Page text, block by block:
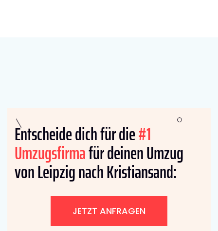
Entscheide dich für die#1
Umzugsfirmafür deinen Umzug
von Leipzig nach Kristiansand:
JETZT ANFRAGEN